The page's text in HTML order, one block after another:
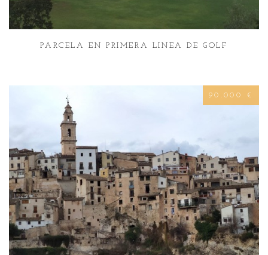
PARCELA EN PRIMERA LINEA DE GOLF
90.000 €